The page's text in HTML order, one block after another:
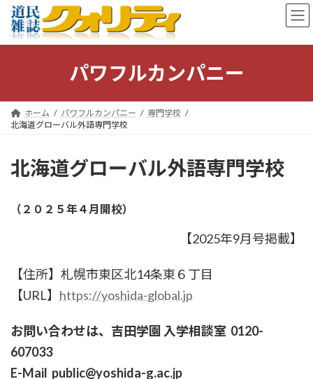
ン
キ
ー
に
パワフルカンパニー
ホーム パワフルカンパニー
専門学校
北海道グローバル外語専門学校
北海道グローバル外語専門学校
（２０２５年４月開校）
【2025年9月号掲載】
【住所】札幌市東区北14条東６丁目
【URL】 https://yoshida-global.jp
お問い合わせは、吉田学園 入学相談室 0120-
607033
E-Mail public@yoshida-g.ac.jp